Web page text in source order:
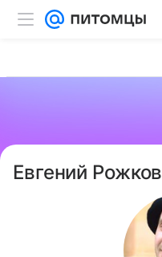
Евгений Рожков